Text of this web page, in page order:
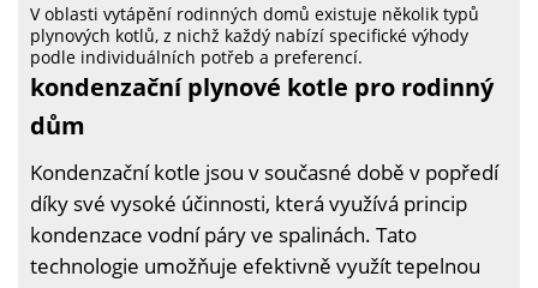
V oblasti vytápění rodinných domů existuje několik typů
plynových kotlů, z nichž každý nabízí specifické výhody
podle individuálních potřeb a preferencí.
kondenzační plynové kotle pro rodinný
dům
Kondenzační kotle jsou v současné době v popředí
díky své vysoké účinnosti, která využívá princip
kondenzace vodní páry ve spalinách. Tato
technologie umožňuje efektivně využít tepelnou